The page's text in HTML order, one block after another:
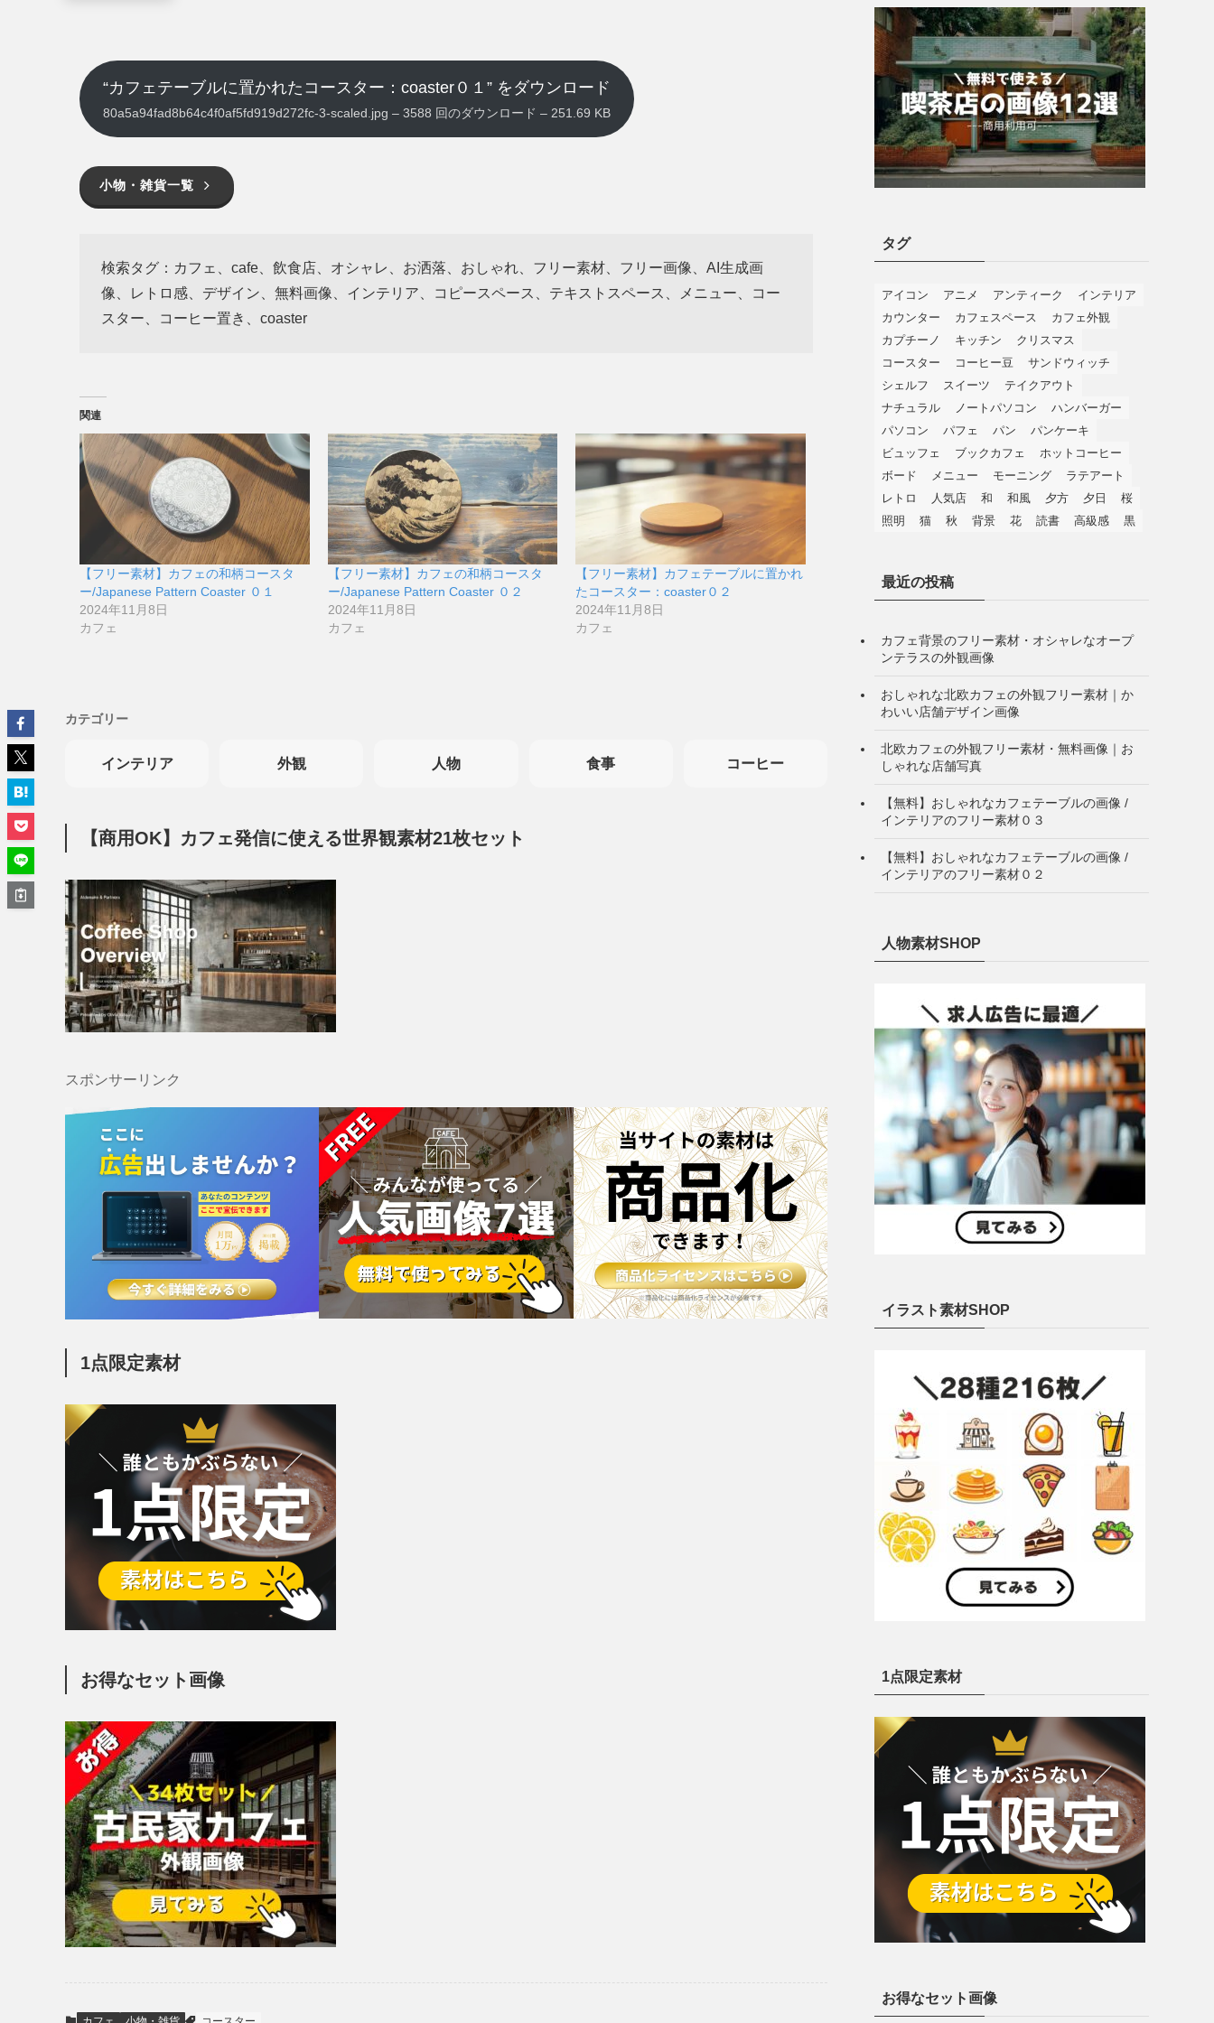
“カフェテーブルに置かれたコースター：coaster０１” をダウンロード
80a5a94fad8b64c4f0af5fd919d272fc-3-scaled.jpg – 3588 回のダウンロード – 251.69 KB
小物・雑貨一覧
検索タグ：カフェ、cafe、飲食店、オシャレ、お洒落、おしゃれ、フリー素材、フリー画像、AI生成画
像、レトロ感、デザイン、無料画像、インテリア、コピースペース、テキストスペース、メニュー、コー
スター、コーヒー置き、coaster
関連
【フリー素材】カフェの和柄コースタ
ー/Japanese Pattern Coaster ０１
2024年11月8日
カフェ
【フリー素材】カフェの和柄コースタ
ー/Japanese Pattern Coaster ０２
2024年11月8日
カフェ
【フリー素材】カフェテーブルに置かれ
たコースター：coaster０２
2024年11月8日
カフェ
カテゴリー
インテリア 外観 人物 食事 コーヒー
【商用OK】カフェ発信に使える世界観素材21枚セット
スポンサーリンク
1点限定素材
お得なセット画像
タグ
アイコン アニメ アンティーク
インテリア
カウンター
カフェスペース
カフェ外観
カプチーノ
キッチン
クリスマス
コースター
コーヒー豆
サンドウィッチ
シェルフ
スイーツ
テイクアウト
ナチュラル
ノートパソコン
ハンバーガー
パソコン
パフェ パン
パンケーキ
ビュッフェ
ブックカフェ
ホットコーヒー
ボード
メニュー モーニング
ラテアート
レトロ
人気店 和 和風 夕方 夕日
桜
照明
猫 秋 背景 花 読書 高級感 黒
最近の投稿
カフェ背景のフリー素材・オシャレなオープ
ンテラスの外観画像
おしゃれな北欧カフェの外観フリー素材｜か
わいい店舗デザイン画像
北欧カフェの外観フリー素材・無料画像｜お
しゃれな店舗写真
【無料】おしゃれなカフェテーブルの画像 /
インテリアのフリー素材０３
【無料】おしゃれなカフェテーブルの画像 /
インテリアのフリー素材０２
人物素材SHOP
イラスト素材SHOP
1点限定素材
お得なセット画像